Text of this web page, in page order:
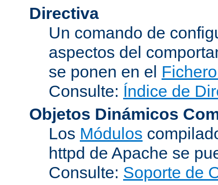
Directiva
Un comando de
aspectos del
se ponen en el
Consulte: Índice de
Objetos Dinámicos
Los Módulos
httpd de Apache se
Consulte: Soporte de